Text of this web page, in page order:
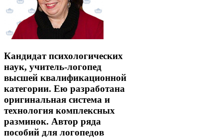
Кандидат психологических
наук, учитель-логопед
высшей квалификационной
категории. Ею разработана
оригинальная система и
технология комплексных
разминок. Автор ряда
пособий для логопедов